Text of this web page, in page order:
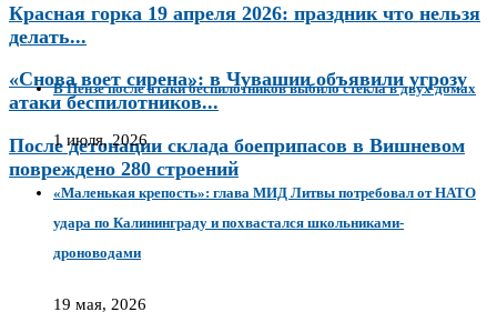
Красная горка 19 апреля 2026: праздник что нельзя
делать...
«Снова воет сирена»: в Чувашии объявили угрозу
атаки беспилотников...
После детонации склада боеприпасов в Вишневом
повреждено 280 строений
В Пензе после атаки беспилотников выбило стекла в двух домах
1 июля, 2026
«Маленькая крепость»: глава МИД Литвы потребовал от НАТО
удара по Калининграду и похвастался школьниками-
дроноводами
19 мая, 2026